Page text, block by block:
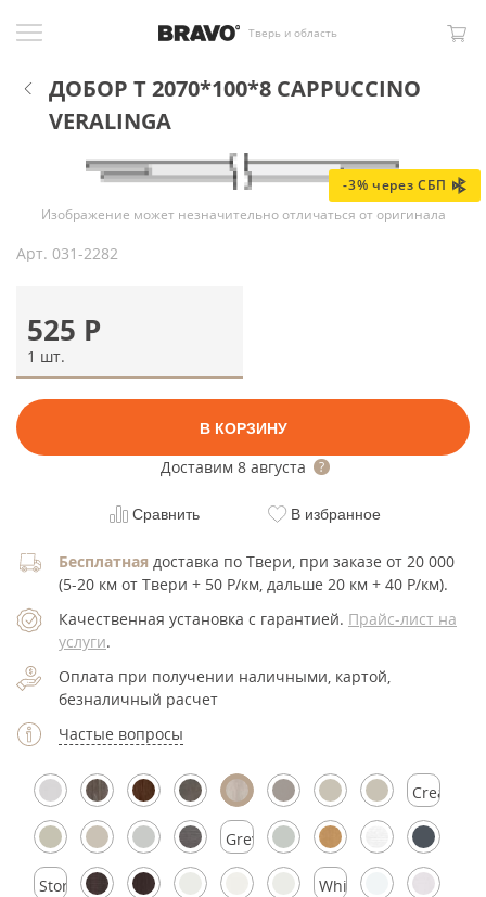
Тверь и область
ДОБОР Т 2070*100*8 CAPPUCCINO
VERALINGA
-3% через СБП
Изображение может незначительно отличаться от оригинала
Арт. 031-2282
525 Р
1 шт.
В КОРЗИНУ
Доставим 8 августа
Сравнить В избранное
Бесплатная доставка по Твери, при заказе от 20 000
(5-20 км от Твери + 50 Р/км, дальше 20 км + 40 Р/км).
Качественная установка с гарантией. Прайс-лист на
услуги.
Оплата при получении наличными, картой,
безналичный расчет
Частые вопросы
Cream
Silk
Grey
Silk
Stormy
White